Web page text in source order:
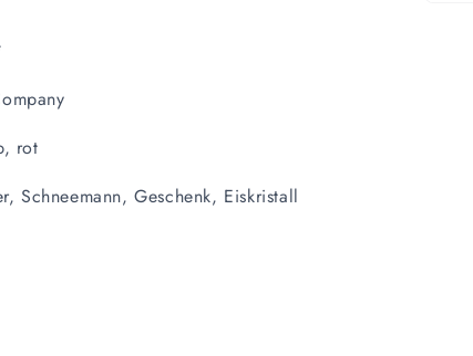
rot
Schneemann, Geschenk, Eiskristall